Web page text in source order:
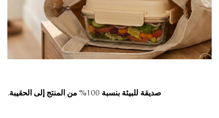
صديقة للبيئة بنسبة 100% من المنتج إلى الحقيبة.